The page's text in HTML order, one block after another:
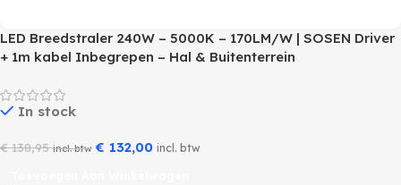
LED Breedstraler 240W – 5000K – 170LM/W | SOSEN Driver
+ 1m kabel Inbegrepen – Hal & Buitenterrein
In stock
€138,95 incl. btw € 132,00 incl. btw